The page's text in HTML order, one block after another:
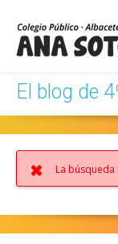
El blog de
La